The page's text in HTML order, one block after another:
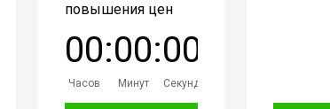
повышения цен
00
Часов
:00
Минут
:00
Секунд